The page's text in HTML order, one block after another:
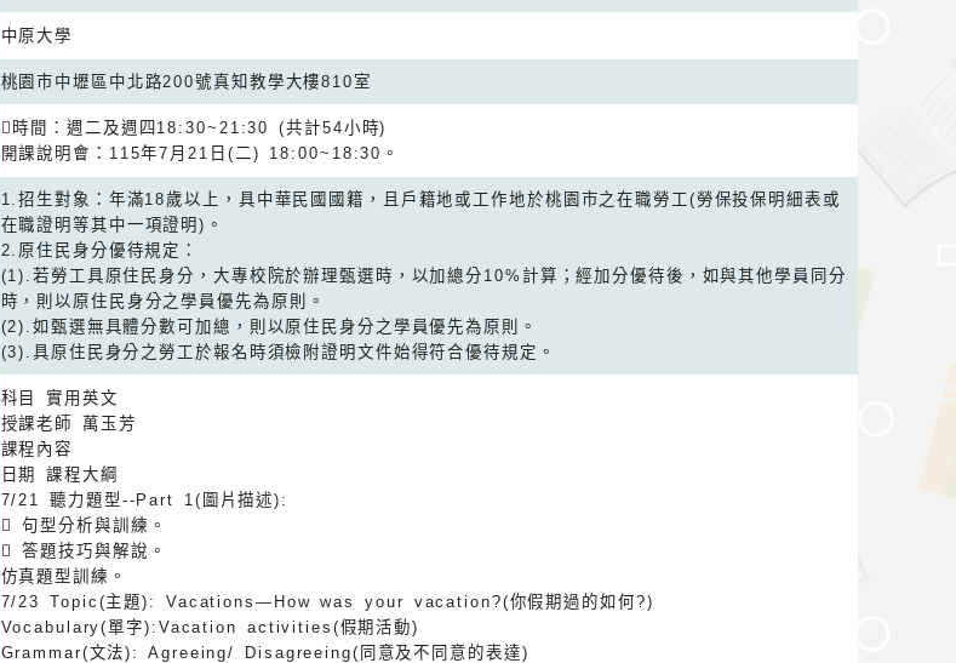
中原大學
桃園市中壢區中北路200號真知教學大樓810室
時間：週二及週四18:30~21:30 (共計54小時)
開課說明會：115年7月21日(二) 18:00~18:30。
1.招生對象：年滿18歲以上，具中華民國國籍，且戶籍地或工作地於桃園市之在職勞工(勞保投保明細表或
在職證明等其中一項證明)。
2.原住民身分優待規定：
(1).若勞工具原住民身分，大專校院於辦理甄選時，以加總分10%計算；經加分優待後，如與其他學員同分
時，則以原住民身分之學員優先為原則。
(2).如甄選無具體分數可加總，則以原住民身分之學員優先為原則。
(3).具原住民身分之勞工於報名時須檢附證明文件始得符合優待規定。
科目 實用英文
授課老師 萬玉芳
課程內容
日期 課程大綱
7/21 聽力題型--Part 1(圖片描述):
 句型分析與訓練。
 答題技巧與解說。
仿真題型訓練。
7/23 Topic(主題): Vacations—How was your vacation?(你假期過的如何?)
Vocabulary(單字):Vacation activities(假期活動)
Grammar(文法): Agreeing/ Disagreeing(同意及不同意的表達)